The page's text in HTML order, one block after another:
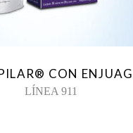
CON
LÍNEA 911